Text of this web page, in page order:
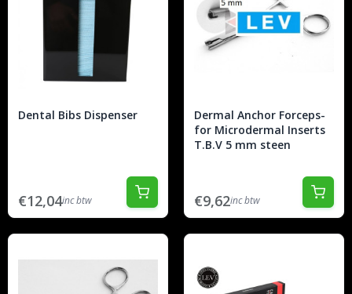
Dental Bibs Dispenser
€12,04inc btw
Dermal Anchor Forceps-
for Microdermal Inserts
T.B.V 5 mm steen
€9,62inc btw